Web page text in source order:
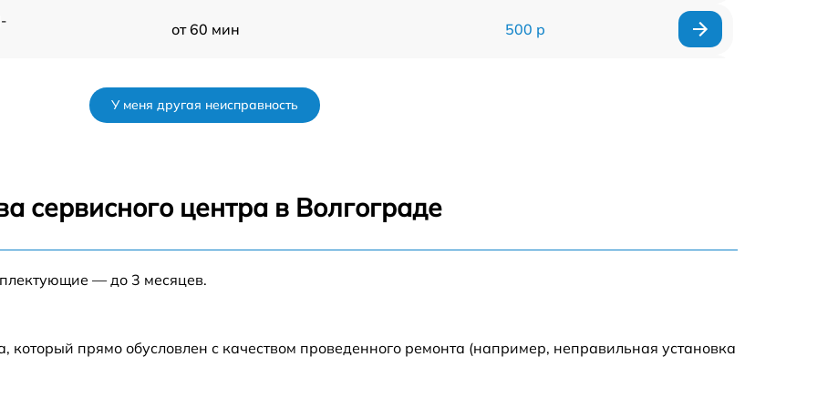
от 60 мин 500 р
от 60 мин
У меня другая неисправность
сервисного центра в Волгограде
— до 3 месяцев.
который прямо обусловлен с качеством проведенного ремонта (например, неправильная установка